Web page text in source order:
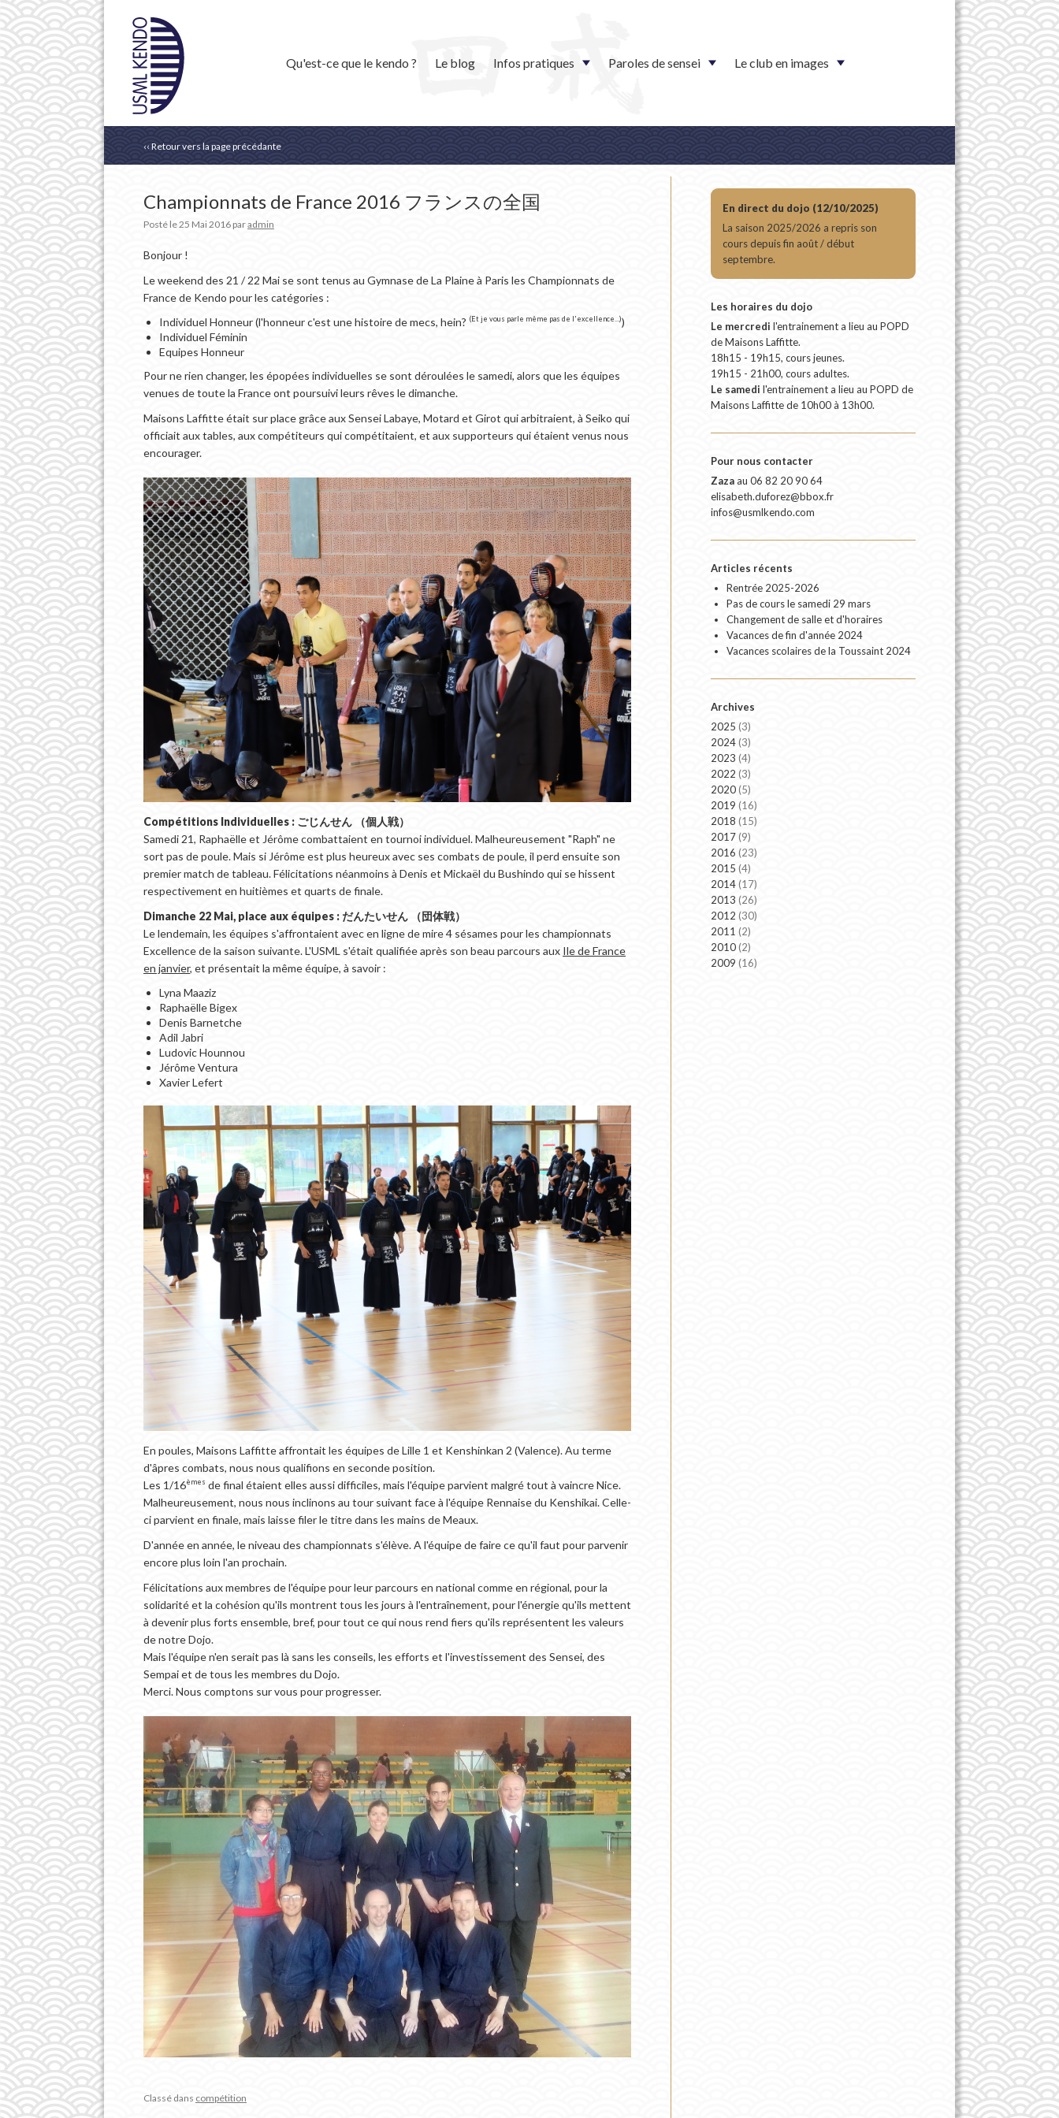
Qu'est-ce que le kendo ? Le blog Infos pratiques Paroles de sensei Le club en images
‹‹ Retour vers la page précédante
Championnats de France 2016 フランスの全国
Posté le25 Mai 2016paradmin
Bonjour !
Le weekend des 21 / 22 Mai se sont tenus au Gymnase de La Plaine à Paris les Championnats de
France de Kendo pour les catégories :
Individuel Honneur (l'honneur c'est une histoire de mecs, hein? (Et je vous parle même pas de l'excellence...))
Individuel Féminin
Equipes Honneur
Pour ne rien changer, les épopées individuelles se sont déroulées le samedi, alors que les équipes
venues de toute la France ont poursuivi leurs rêves le dimanche.
Maisons Laffitte était sur place grâce aux Sensei Labaye, Motard et Girot qui arbitraient, à Seiko qui
officiait aux tables, aux compétiteurs qui compétitaient, et aux supporteurs qui étaient venus nous
encourager.
Compétitions Individuelles : ごじんせん （個人戦）
Samedi 21, Raphaëlle et Jérôme combattaient en tournoi individuel. Malheureusement "Raph" ne
sort pas de poule. Mais si Jérôme est plus heureux avec ses combats de poule, il perd ensuite son
premier match de tableau. Félicitations néanmoins à Denis et Mickaël du Bushindo qui se hissent
respectivement en huitièmes et quarts de finale.
Dimanche 22 Mai, place aux équipes : だんたいせん （団体戦）
Le lendemain, les équipes s'affrontaient avec en ligne de mire 4 sésames pour les championnats
Excellence de la saison suivante. L'USML s'était qualifiée après son beau parcours aux Ile de France
en janvier, et présentait la même équipe, à savoir :
Lyna Maaziz
Raphaëlle Bigex
Denis Barnetche
Adil Jabri
Ludovic Hounnou
Jérôme Ventura
Xavier Lefert
En poules, Maisons Laffitte affrontait les équipes de Lille 1 et Kenshinkan 2 (Valence). Au terme
d'âpres combats, nous nous qualifions en seconde position.
Les 1/16èmes de final étaient elles aussi difficiles, mais l'équipe parvient malgré tout à vaincre Nice.
Malheureusement, nous nous inclinons au tour suivant face à l'équipe Rennaise du Kenshikai. Celle-
ci parvient en finale, mais laisse filer le titre dans les mains de Meaux.
D'année en année, le niveau des championnats s'élève. A l'équipe de faire ce qu'il faut pour parvenir
encore plus loin l'an prochain.
Félicitations aux membres de l'équipe pour leur parcours en national comme en régional, pour la
solidarité et la cohésion qu'ils montrent tous les jours à l'entraînement, pour l'énergie qu'ils mettent
à devenir plus forts ensemble, bref, pour tout ce qui nous rend fiers qu'ils représentent les valeurs
de notre Dojo.
Mais l'équipe n'en serait pas là sans les conseils, les efforts et l'investissement des Sensei, des
Sempai et de tous les membres du Dojo.
Merci. Nous comptons sur vous pour progresser.
Classé dans compétition
En direct du dojo (12/10/2025)
La saison 2025/2026 a repris son
cours depuis fin août / début
septembre.
Les horaires du dojo
Le mercredi l'entrainement a lieu au POPD
de Maisons Laffitte.
18h15 - 19h15, cours jeunes.
19h15 - 21h00, cours adultes.
Le samedi l'entrainement a lieu au POPD de
Maisons Laffitte de 10h00 à 13h00.
Pour nous contacter
Zazaau 06 82 20 90 64
elisabeth.duforez@bbox.fr
infos@usmlkendo.com
Articles récents
Rentrée 2025-2026
Pas de cours le samedi 29 mars
Changement de salle et d'horaires
Vacances de fin d'année 2024
Vacances scolaires de la Toussaint 2024
Archives
2025 (3)
2024(3)
2023 (4)
2022 (3)
2020 (5)
2019 (16)
2018 (15)
2017 (9)
2016 (23)
2015 (4)
2014(17)
2013 (26)
2012 (30)
2011 (2)
2010(2)
2009 (16)